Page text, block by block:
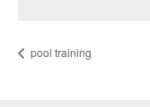
pool training